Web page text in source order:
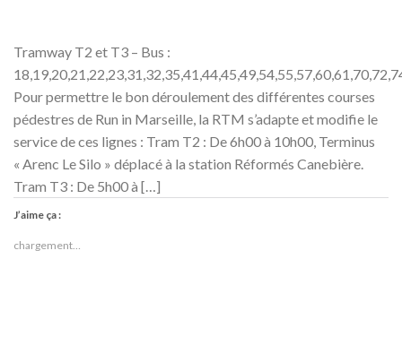
Tramway T2 et T3 – Bus :
Pour permettre le bon déroulement des différentes courses
pédestres de Run in Marseille, la RTM s’adapte et modifie le
service de ces lignes : Tram T2 : De 6h00 à 10h00, Terminus
« Arenc Le Silo » déplacé à la station Réformés Canebière.
Tram T3 : De 5h00 à […]
J’aime ça :
chargement…